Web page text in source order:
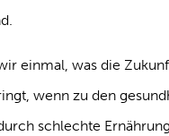
einmal, was die
wenn zu den
schlechte